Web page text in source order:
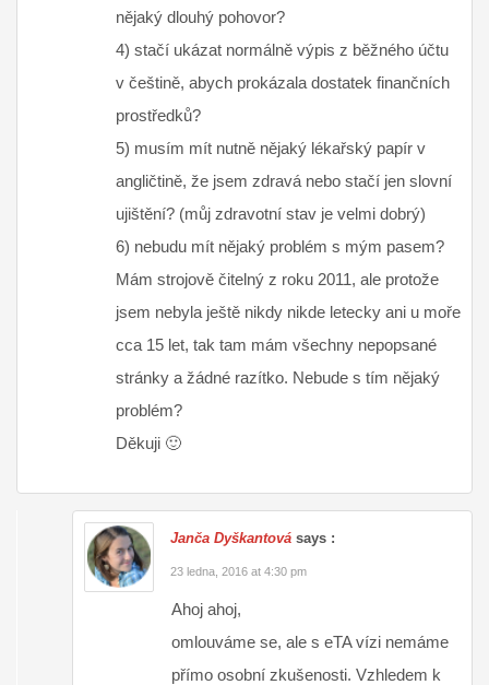
nějaký dlouhý pohovor?
4) stačí ukázat normálně výpis z běžného účtu
v češtině, abych prokázala dostatek finančních
prostředků?
5) musím mít nutně nějaký lékařský papír v
angličtině, že jsem zdravá nebo stačí jen slovní
ujištění? (můj zdravotní stav je velmi dobrý)
6) nebudu mít nějaký problém s mým pasem?
Mám strojově čitelný z roku 2011, ale protože
jsem nebyla ještě nikdy nikde letecky ani u moře
cca 15 let, tak tam mám všechny nepopsané
stránky a žádné razítko. Nebude s tím nějaký
problém?
Děkuji 🙂
Janča Dyškantová says :
23 ledna, 2016 at 4:30 pm
Ahoj ahoj,
omlouváme se, ale s eTA vízi nemáme
přímo osobní zkušenosti. Vzhledem k